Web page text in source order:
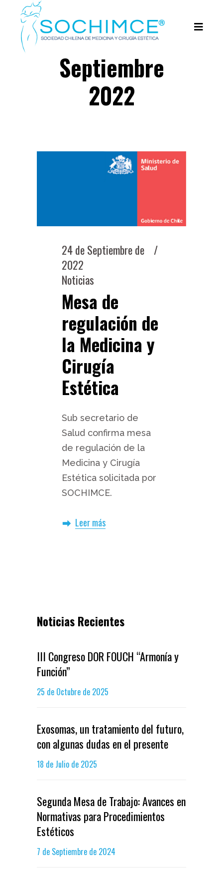
Septiembre
2022
24 de Septiembre de
2022
Noticias
Mesa de
regulación de
la Medicina y
Cirugía
Estética
Sub secretario de
Salud confirma mesa
de regulación de la
Medicina y Cirugía
Estética solicitada por
SOCHIMCE.
Leer más
Noticias Recientes
III Congreso DOR FOUCH “Armonía y
Función”
25 de Octubre de 2025
Exosomas, un tratamiento del futuro,
con algunas dudas en el presente
18 de Julio de 2025
Segunda Mesa de Trabajo: Avances en
Normativas para Procedimientos
Estéticos
7 de Septiembre de 2024